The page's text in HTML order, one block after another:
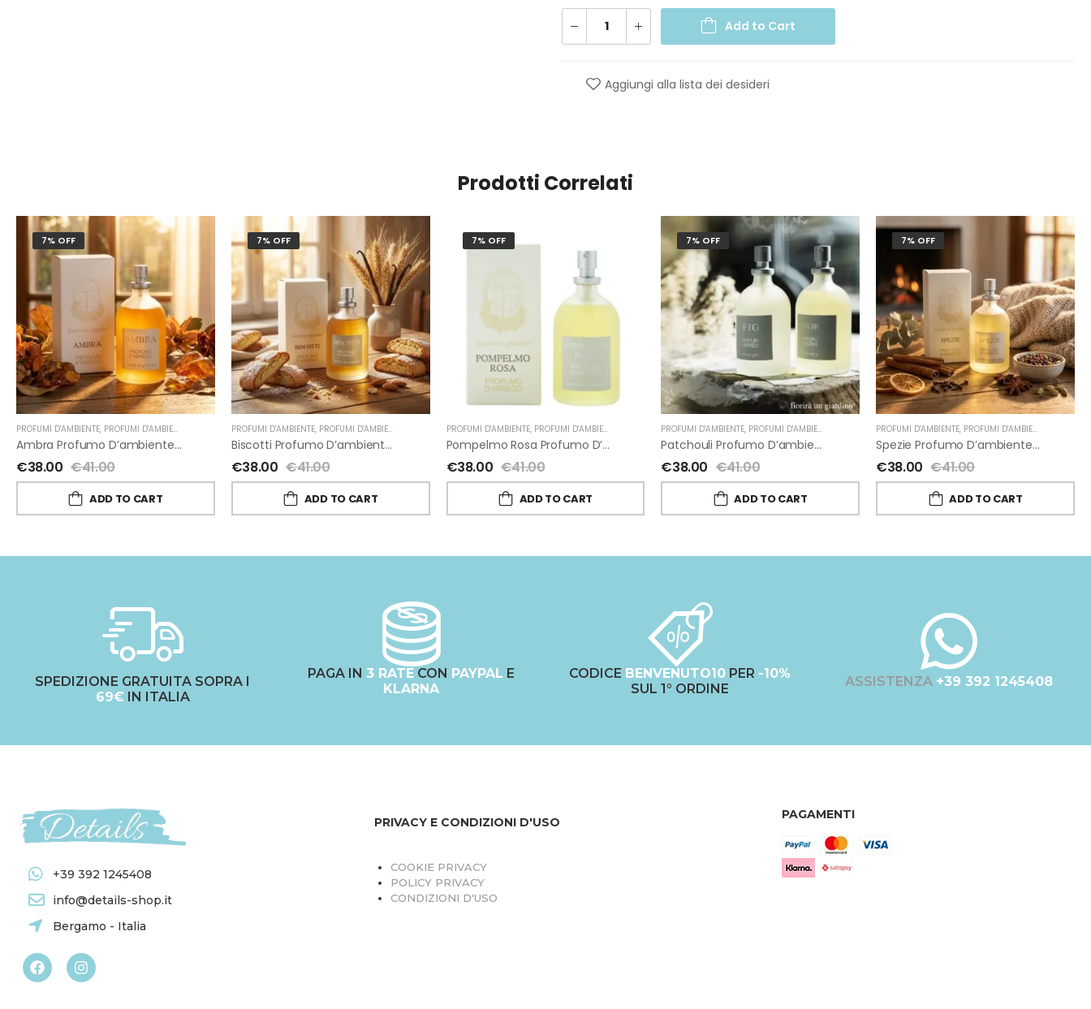
Add to Cart
Aggiungi alla lista dei desideri
Prodotti Correlati
7% OFF
PROFUMI D'AMBIENTE, PROFUMI D'AMBIENTE FIORIRA' UN GIARDINO ,FIORIRA' UN GIARDINO
Ambra Profumo D’ambiente Di Fiorirà Un Giardino
€38.00 €41.00
ADD TO CART
7% OFF
PROFUMI D'AMBIENTE, PROFUMI D'AMBIENTE FIORIRA' UN GIARDINO ,FIORIRA' UN GIARDINO
Biscotti Profumo D’ambiente Di Fiorirà Un Giardino
€38.00 €41.00
ADD TO CART
7% OFF
PROFUMI D'AMBIENTE, PROFUMI D'AMBIENTE FIORIRA' UN GIARDINO ,FIORIRA' UN GIARDINO
Pompelmo Rosa Profumo D’ambiente Di Fiorirà Un Giardino
€38.00 €41.00
ADD TO CART
7% OFF
PROFUMI D'AMBIENTE, PROFUMI D'AMBIENTE FIORIRA' UN GIARDINO ,FIORIRA' UN GIARDINO
Patchouli Profumo D’ambiente Di Fiorirà Un Giardino
€38.00 €41.00
ADD TO CART
7% OFF
PROFUMI D'AMBIENTE, PROFUMI D'AMBIENTE FIORIRA' UN GIARDINO
Spezie Profumo D’ambiente Di Fiorirà Un Giardino
€38.00 €41.00
ADD TO CART
SPEDIZIONE GRATUITA SOPRA I
69€IN ITALIA
PAGA IN 3 RATE CON PAYPAL E
KLARNA
CODICE BENVENUTO10 PER -10%
SUL 1° ORDINE
ASSISTENZA +39 392 1245408
+39 392 1245408
info@details-shop.it
Bergamo - Italia
PRIVACY E CONDIZIONI D'USO
COOKIE PRIVACY
POLICY PRIVACY
CONDIZIONI D'USO
PAGAMENTI